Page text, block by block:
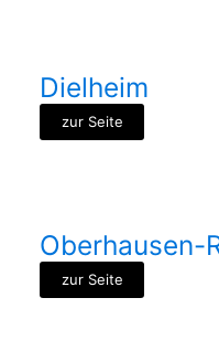
Dielheim
zur Seite
Oberhausen-
zur Seite